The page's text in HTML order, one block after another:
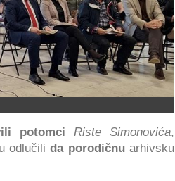
potomci Riste Simonovića,
odlučilida porodičnu arhivsku